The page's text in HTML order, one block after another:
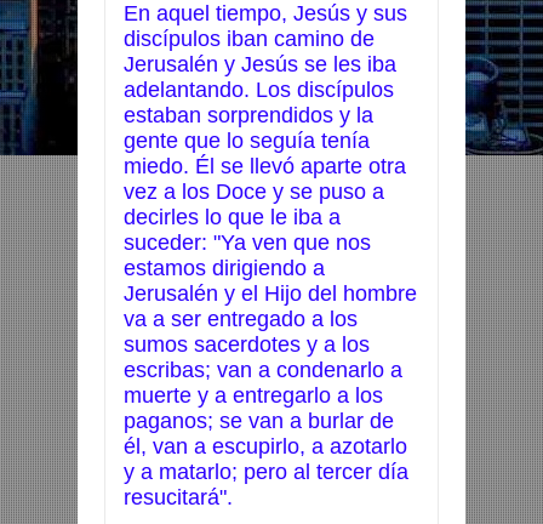
En aquel tiempo, Jesús y sus
discípulos iban camino de
Jerusalén y Jesús se les iba
adelantando. Los discípulos
estaban sorprendidos y la
gente que lo seguía tenía
miedo. Él se llevó aparte otra
vez a los Doce y se puso a
decirles lo que le iba a
suceder: "Ya ven que nos
estamos dirigiendo a
Jerusalén y el Hijo del hombre
va a ser entregado a los
sumos sacerdotes y a los
escribas; van a condenarlo a
muerte y a entregarlo a los
paganos; se van a burlar de
él, van a escupirlo, a azotarlo
y a matarlo; pero al tercer día
resucitará".